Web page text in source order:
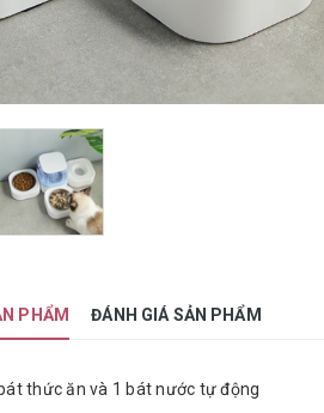
PHẨM ĐÁNH GIÁ SẢN PHẨM
thức ăn và 1 bát nước tự động